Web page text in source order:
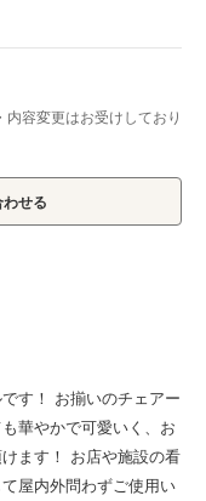
容変更はお受けしており
せる
す！ お揃いのチェアー
華やかで可愛いく、お
ます！ お店や施設の看
屋内外問わずご使用い